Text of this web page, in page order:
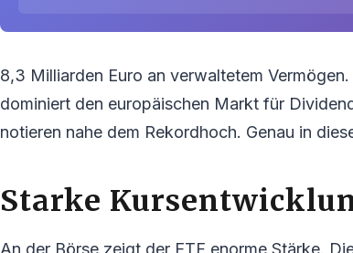
8,3 Milliarden Euro an verwaltetem
dominiert den europäischen Markt für
notieren nahe dem Rekordhoch. Genau in
Starke
An der Börse zeigt der ETF enorme Stärke.